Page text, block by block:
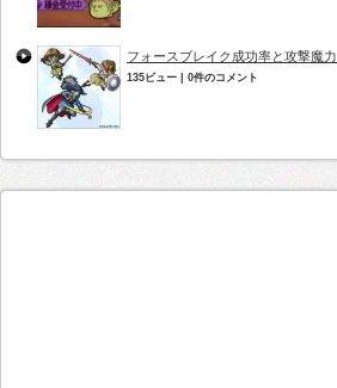
フォースブレイク成功率と攻撃魔力
135ビュー 0件のコメント